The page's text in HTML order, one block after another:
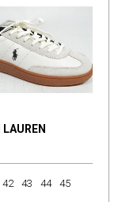
LAUREN
42 43 44
45